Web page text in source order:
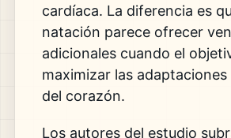
cardíaca. La diferencia es
natación parece ofrecer
adicionales cuando el
maximizar las adaptaciones
del corazón.
Los autores del estudio